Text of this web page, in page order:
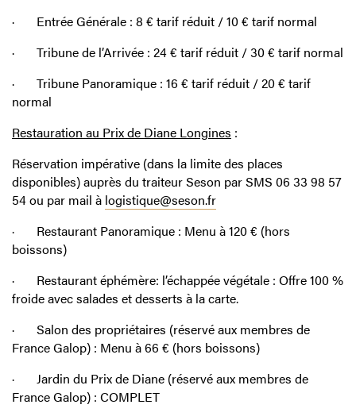
·
Entrée Générale : 8 € tarif réduit / 10 € tarif normal
·
Tribune de l’Arrivée : 24 € tarif réduit / 30 € tarif normal
·
Tribune Panoramique : 16 € tarif réduit / 20 € tarif
normal
Restauration au Prix de Diane Longines :
Réservation impérative (dans la limite des places
disponibles) auprès du traiteur Seson par SMS 06 33 98 57
54ou par mail à logistique@seson.fr
·
Restaurant Panoramique : Menu à 120 € (hors
boissons)
·
Restaurant éphémère: l’échappée végétale : Offre 100 %
froide avec salades et desserts à la carte.
·
Salon des propriétaires (réservé aux membres de
France Galop) : Menu à 66 € (hors boissons)
·
Jardin du Prix de Diane (réservé aux membres de
France Galop) : COMPLET